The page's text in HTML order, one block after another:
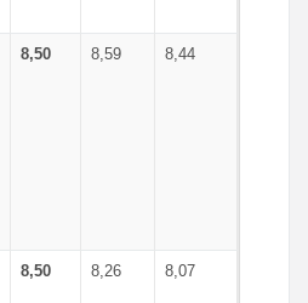
8,50 8,59 8,44
8,50 8,26 8,07